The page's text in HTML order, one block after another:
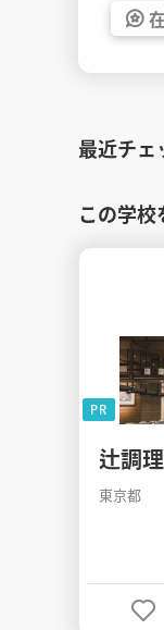
最近チェ
この学
辻調
東京都
PR